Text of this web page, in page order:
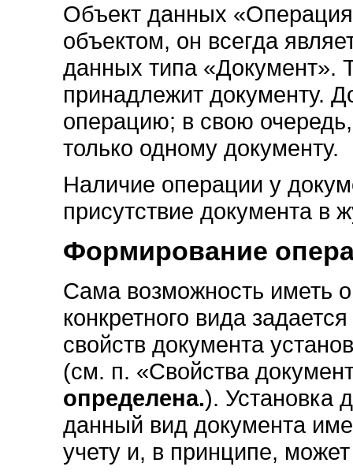
Объект данных
объектом, он всегда
данных типа «Документ».
принадлежит документу.
операцию; в свою
только одному документу.
Наличие операции у
присутствие документа в
Формирование
Сама возможность иметь
конкретного вида
свойств документа
(см. п. «Свойства
определена.). Установка
данный вид документа
учету и, в принципе,